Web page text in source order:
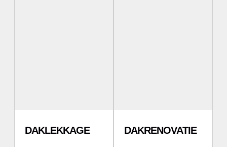
DAKLEKKAGE DAKRENOVATIE